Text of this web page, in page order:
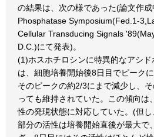
の結果は、次の様であった(論文作
Phosphatase Symposium(Fed.1-
Cellular Transducing Signals
D.C.)にて発表)。
(1)ホスホチロシンに特異的なアシ
は、細胞培養開始後8日目でピーク
そのピークの約2/3にまで減少し、
っても維持されていた。この傾向は
性の発現状態に対応していた。(但
部分の活性は培養開始直後が最大で